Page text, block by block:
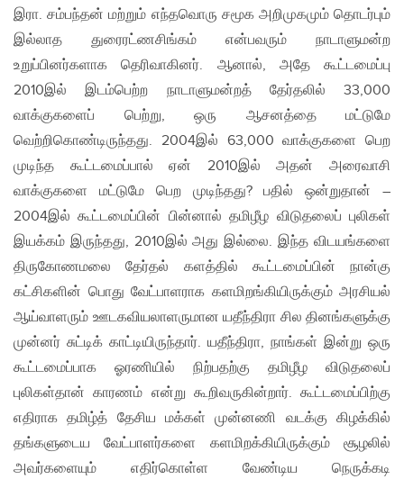
இரா. சம்பந்தன் மற்றும் எந்தவொரு சமூக அறிமுகமும் தொடர்பும்
இல்லாத துரைரட்ணசிங்கம் என்பவரும் நாடாளுமன்ற
உறுப்பினர்களாக தெரிவாகினர். ஆனால், அதே கூட்டமைப்பு
2010இல் இடம்பெற்ற நாடாளுமன்றத் தேர்தலில் 33,000
வாக்குகளைப் பெற்று, ஒரு ஆசனத்தை மட்டுமே
வெற்றிகொண்டிருந்தது. 2004இல் 63,000 வாக்குகளை பெற
முடிந்த கூட்டமைப்பால் ஏன் 2010இல் அதன் அரைவாசி
வாக்குகளை மட்டுமே பெற முடிந்தது? பதில் ஒன்றுதான் –
2004இல் கூட்டமைப்பின் பின்னால் தமிழீழ விடுதலைப் புலிகள்
இயக்கம் இருந்தது, 2010இல் அது இல்லை. இந்த விடயங்களை
திருகோணமலை தேர்தல் களத்தில் கூட்டமைப்பின் நான்கு
கட்சிகளின் பொது வேட்பாளராக களமிறங்கியிருக்கும் அரசியல்
ஆய்வாளரும் ஊடகவியலாளருமான யதீந்திரா சில தினங்களுக்கு
முன்னர் சுட்டிக் காட்டியிருந்தார். யதீந்திரா, நாங்கள் இன்று ஒரு
கூட்டமைப்பாக ஓரணியில் நிற்பதற்கு தமிழீழ விடுதலைப்
புலிகள்தான் காரணம் என்று கூறிவருகின்றார். கூட்டமைப்பிற்கு
எதிராக தமிழ்த் தேசிய மக்கள் முன்னணி வடக்கு கிழக்கில்
தங்களுடைய வேட்பாளர்களை களமிறக்கியிருக்கும் சூழலில்
அவர்களையும் எதிர்கொள்ள வேண்டிய நெருக்கடி